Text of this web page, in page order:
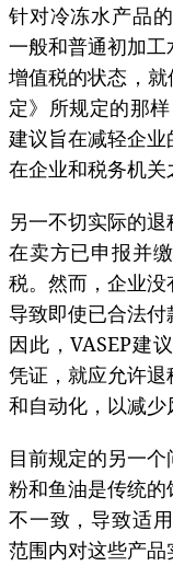
针对冷冻水产品
一般和普通初加
增值税的状态，
定》所规定的那
建议旨在减轻企
在企业和税务机关
另一不切实际的
在卖方已申报并
税。然而，企业
导致即使已合法付
因此，VASEP建
凭证，就应允许
和自动化，以减少
目前规定的另一
粉和鱼油是传统
不一致，导致适
范围内对这些产